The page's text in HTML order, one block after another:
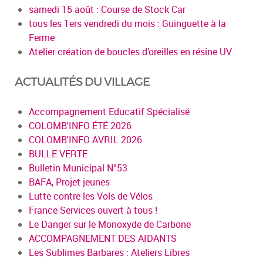
samedi 15 août : Course de Stock Car
tous les 1ers vendredi du mois : Guinguette à la
Ferme
Atelier création de boucles d’oreilles en résine UV
ACTUALITÉS DU VILLAGE
Accompagnement Educatif Spécialisé
COLOMB'INFO ÉTÉ 2026
COLOMB'INFO AVRIL 2026
BULLE VERTE
Bulletin Municipal N°53
BAFA, Projet jeunes
Lutte contre les Vols de Vélos
France Services ouvert à tous !
Le Danger sur le Monoxyde de Carbone
ACCOMPAGNEMENT DES AIDANTS
Les Sublimes Barbares : Ateliers Libres